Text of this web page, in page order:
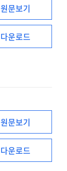
(2020년)
유치원
1급
정교사
원문보기
(2020년)
다운로드
(2020년)
연수과정
기획력
강화
원문보기
(2020년)
다운로드